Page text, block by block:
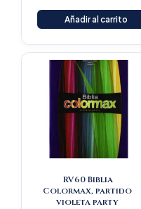
Añadir al carrito
RV60 Biblia
Colormax, partido
violeta party